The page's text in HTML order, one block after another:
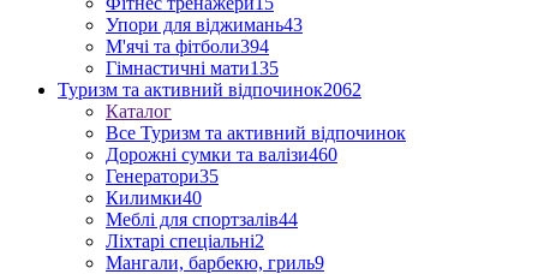
Упори для віджимань43
М'ячі та фітболи394
Гімнастичні мати135
Туризм та активний відпочинок2062
Каталог
Все Туризм та активний відпочинок
Дорожні сумки та валізи460
Генератори35
Килимки40
Меблі для спортзалів44
Ліхтарі спеціальні2
Мангали, барбекю, гриль9